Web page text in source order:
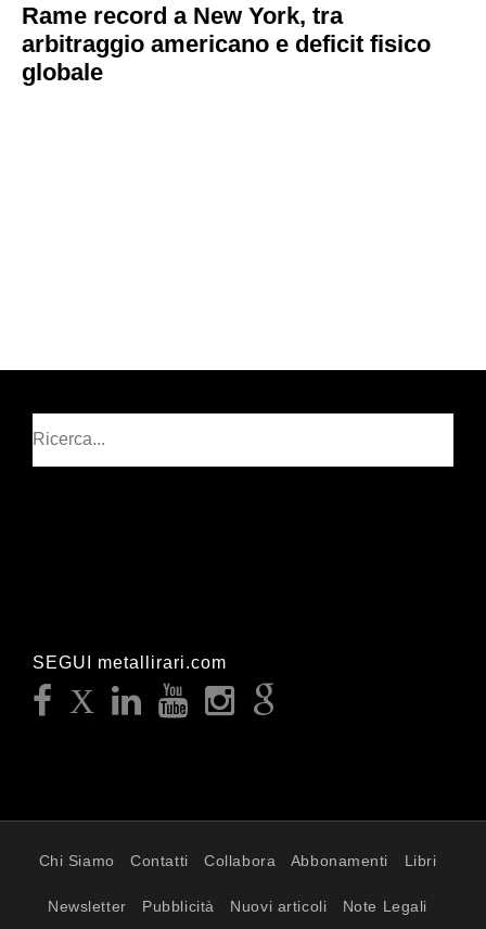
Rame record a New York, tra
arbitraggio americano e deficit fisico
globale
SEGUI metallirari.com
Chi Siamo Contatti Collabora Abbonamenti Libri
Newsletter Pubblicità Nuovi articoli Note Legali